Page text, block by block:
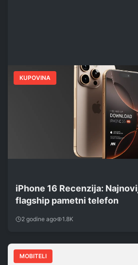
KUPOVINA
iPhone 16 Recenzija:
flagship pametni telefon
2 godine ago 1.8K
MOBITELI